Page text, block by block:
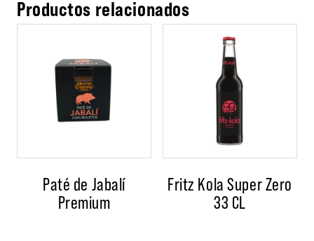
Productos relacionados
Paté de Jabalí
Premium
Fritz Kola Super Zero
33 CL